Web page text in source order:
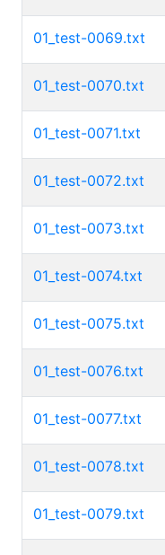
01_test-0069.txt
01_test-0070.txt
01_test-0071.txt
01_test-0072.txt
01_test-0073.txt
01_test-0074.txt
01_test-0075.txt
01_test-0076.txt
01_test-0077.txt
01_test-0078.txt
01_test-0079.txt